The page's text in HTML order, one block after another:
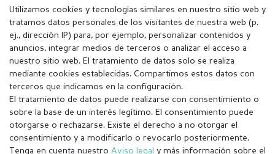
Utilizamos cookies y tecnologías similares en nuestro sitio web y
tratamos datos personales de los visitantes de nuestra web (p.
ej., dirección IP) para, por ejemplo, personalizar contenidos y
anuncios, integrar medios de terceros o analizar el acceso a
nuestro sitio web. El tratamiento de datos solo se realiza
mediante cookies establecidas. Compartimos estos datos con
terceros que indicamos en la configuración.
El tratamiento de datos puede realizarse con consentimiento o
sobre la base de un interés legítimo. El consentimiento puede
otorgarse o rechazarse. Existe el derecho a no otorgar el
consentimiento y a modificarlo o revocarlo posteriormente.
Tenga en cuenta nuestro Aviso legal y más información sobre el